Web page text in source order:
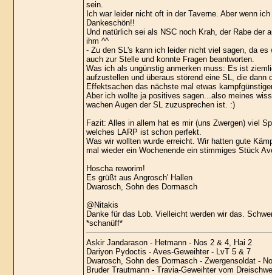
sein.
Ich war leider nicht oft in der Taverne. Aber wenn
Dankeschön!!
Und natürlich sei als NSC noch Krah, der Rabe der
ihm ^^
- Zu den SL's kann ich leider nicht viel sagen, da
auch zur Stelle und konnte Fragen beantworten.
Was ich als ungünstig anmerken muss: Es ist
aufzustellen und überaus störend eine SL, die
Effektsachen das nächste mal etwas
Aber ich wollte ja positives sagen...also meines
wachen Augen der SL zuzusprechen ist. :)
Fazit: Alles in allem hat es mir (uns Zwergen) viel
welches LARP ist schon perfekt.
Was wir wollten wurde erreicht. Wir hatten gute
mal wieder ein Wochenende ein stimmiges Stück
Hoscha reworim!
Es grüßt aus Angrosch' Hallen
Dwarosch, Sohn des Dormasch
@Nitakis
Danke für das Lob. Vielleicht werden wir das.
*schanüff*
Askir Jandarason - Hetmann - Nos 2 & 4, Hai 2
Dariyon Pydoctis - Aves-Geweihter - LvT 5 & 7
Dwarosch, Sohn des Dormasch - Zwergensoldat -
Bruder Trautmann - Travia-Geweihter vom